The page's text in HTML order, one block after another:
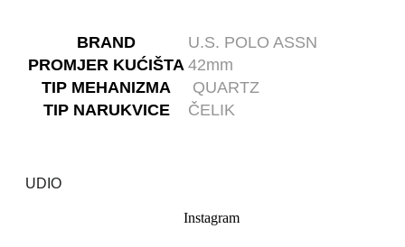
BRAND
U.S. POLO ASSN
PROMJER KUĆIŠTA 42mm
TIP MEHANIZMA
QUARTZ
TIP NARUKVICE
ČELIK
UDIO
Instagram